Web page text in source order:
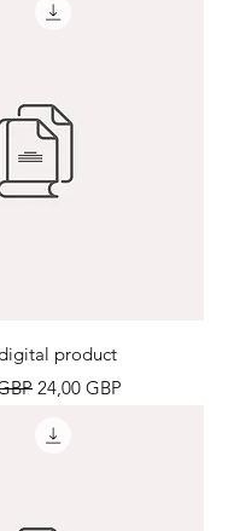
product
Precio de oferta
24,00 GBP